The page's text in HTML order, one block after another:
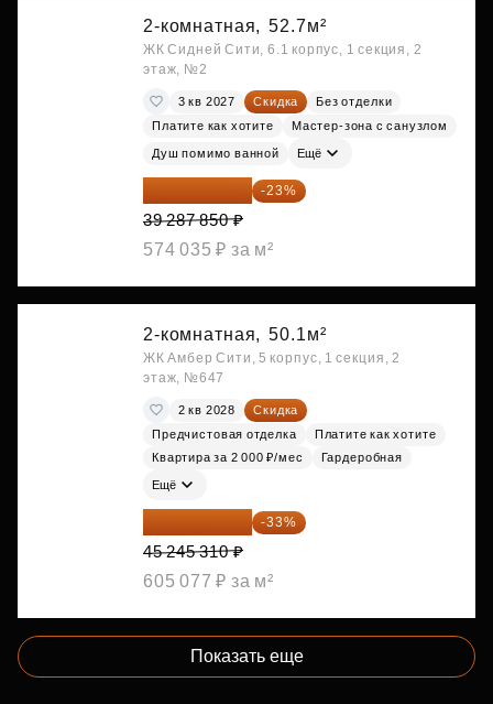
2-комнатная, 52.7м²
ЖК Сидней Сити, 6.1 корпус, 1 секция, 2
этаж, №2
3 кв 2027 Скидка
Без отделки
Платите как хотите
Мастер-зона с санузлом
Душ помимо ванной Ещё
30 251 645 ₽ -23%
39 287 850 ₽
574 035 ₽ за м²
2-комнатная, 50.1м²
ЖК Амбер Сити, 5 корпус, 1 секция, 2
этаж, №647
2 кв 2028
Скидка
Предчистовая отделка
Платите как хотите
Квартира за 2 000 ₽/мес
Гардеробная
Ещё
30 314 358 ₽ -33%
45 245 310 ₽
605 077 ₽ за м²
Показать еще